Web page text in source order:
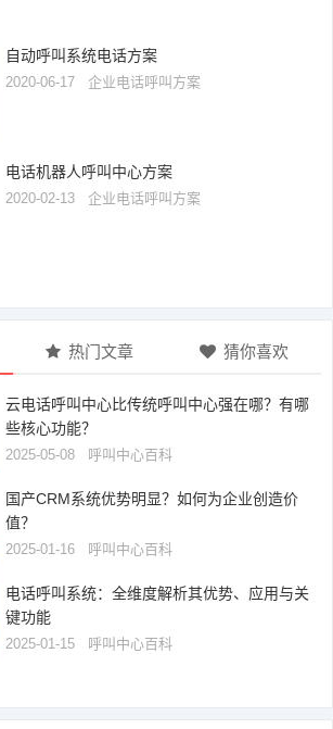
自动呼叫系统电话方案
2020-06-17 企业电话呼叫方案
电话机器人呼叫中心方案
2020-02-13 企业电话呼叫方案
热门文章 猜你喜欢
云电话呼叫中心比传统呼叫中心强在哪？有哪
些核心功能？
2025-05-08 呼叫中心百科
国产CRM系统优势明显？如何为企业创造价
值？
2025-01-16 呼叫中心百科
电话呼叫系统：全维度解析其优势、应用与关
键功能
2025-01-15 呼叫中心百科